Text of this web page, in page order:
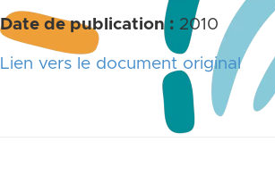
Date de publication : 2010
Lien vers le document original